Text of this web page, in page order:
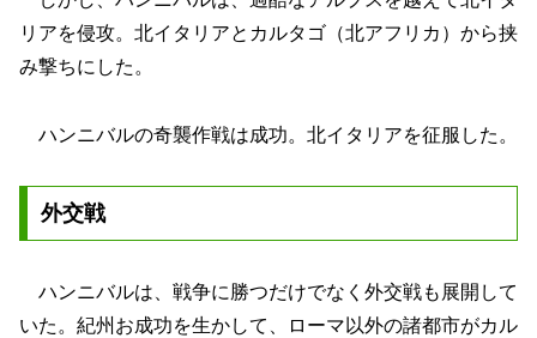
リアを侵攻。北イタリアとカルタゴ（北アフリカ）から挟
み撃ちにした。
ハンニバルの奇襲作戦は成功。北イタリアを征服した。
外交戦
ハンニバルは、戦争に勝つだけでなく外交戦も展開して
いた。紀州お成功を生かして、ローマ以外の諸都市がカル